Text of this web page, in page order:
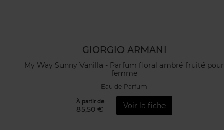
GIORGIO ARMANI
My Way Sunny Vanilla - Parfum floral ambré fruité pour
femme
Eau de Parfum
À partir de
85,50 € Voir la fiche